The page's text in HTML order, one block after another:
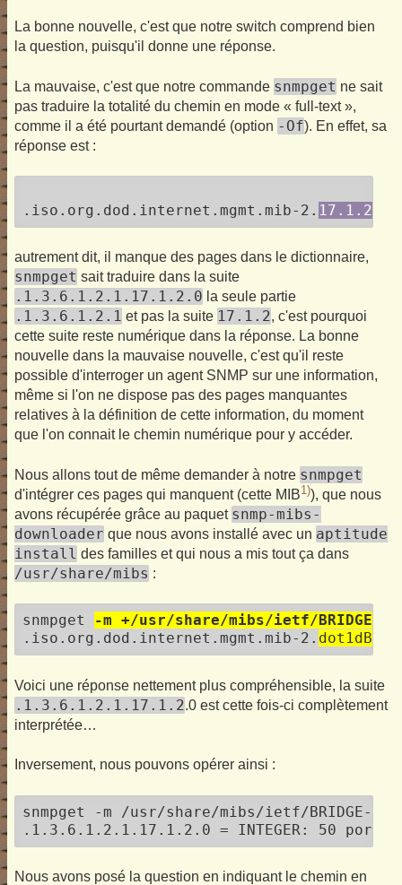
La bonne nouvelle, c'est que notre switch comprend bien
la question, puisqu'il donne une réponse.
La mauvaise, c'est que notre commande snmpget ne sait
pas traduire la totalité du chemin en mode « full-text »,
comme il a été pourtant demandé (option -Of). En effet, sa
réponse est :
.iso.org.dod.internet.mgmt.mib-2. 17.1.2
autrement dit, il manque des pages dans le dictionnaire,
snmpget sait traduire dans la suite
.1.3.6.1.2.1.17.1.2.0 la seule partie
.1.3.6.1.2.1 et pas la suite 17.1.2, c'est pourquoi
cette suite reste numérique dans la réponse. La bonne
nouvelle dans la mauvaise nouvelle, c'est qu'il reste
possible d'interroger un agent SNMP sur une information,
même si l'on ne dispose pas des pages manquantes
relatives à la définition de cette information, du moment
que l'on connait le chemin numérique pour y accéder.
Nous allons tout de même demander à notre snmpget
d'intégrer ces pages qui manquent (cette MIB1)), que nous
avons récupérée grâce au paquet snmp-mibs-
downloader que nous avons installé avec un aptitude
install des familles et qui nous a mis tout ça dans
/usr/share/mibs :
snmpget
-m +/usr/share/mibs/ietf/BRIDGE-
.iso.org.dod.internet.mgmt.mib-2.
Voici une réponse nettement plus compréhensible, la suite
.1.3.6.1.2.1.17.1.2.0 est cette fois-ci complètement
interprétée…
Inversement, nous pouvons opérer ainsi :
snmpget -m /usr/share/mibs/ietf/BRIDGE-
.1.3.6.1.2.1.17.1.2.0 = INTEGER: 50 ports
Nous avons posé la question en indiquant le chemin en